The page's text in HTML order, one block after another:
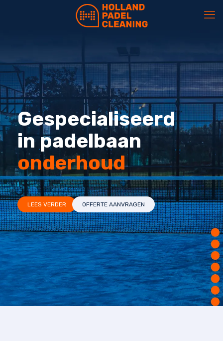
Gespecialiseerd
in padelbaan
onderhoud
OFFERTE AANVRAGEN
LEES VERDER